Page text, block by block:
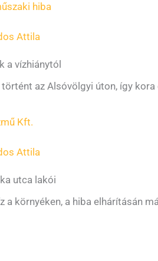
hiba
Attila
a vízhiánytól
az Alsóvölgyi úton, így
Kft.
Attila
utca lakói
környéken, a hiba elhárításán